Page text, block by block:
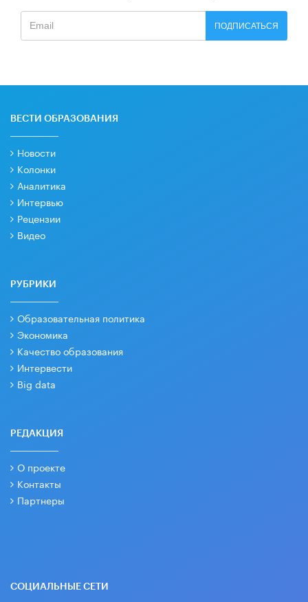
ПОДПИСАТЬСЯ
ВЕСТИ ОБРАЗОВАНИЯ
Новости
Колонки
Аналитика
Интервью
Рецензии
Видео
РУБРИКИ
Образовательная политика
Экономика
Качество образования
Интервести
Big data
РЕДАКЦИЯ
О проекте
Контакты
Партнеры
СОЦИАЛЬНЫЕ СЕТИ